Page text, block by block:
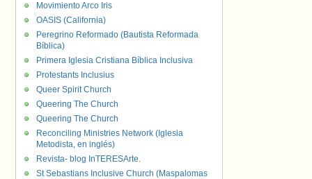
Movimiento Arco Iris
OASIS (California)
Peregrino Reformado (Bautista Reformada
Bíblica)
Primera Iglesia Cristiana Bíblica Inclusiva
Protestants Inclusius
Queer Spirit Church
Queering The Church
Queering The Church
Reconciling Ministries Network (Iglesia
Metodista, en inglés)
Revista- blog InTERESArte.
St Sebastians Inclusive Church (Maspalomas